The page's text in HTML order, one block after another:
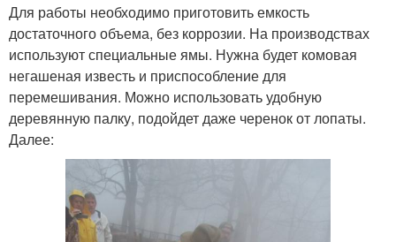
Для работы необходимо приготовить емкость
достаточного объема, без коррозии. На производствах
используют специальные ямы. Нужна будет комовая
негашеная известь и приспособление для
перемешивания. Можно использовать удобную
деревянную палку, подойдет даже черенок от лопаты.
Далее: